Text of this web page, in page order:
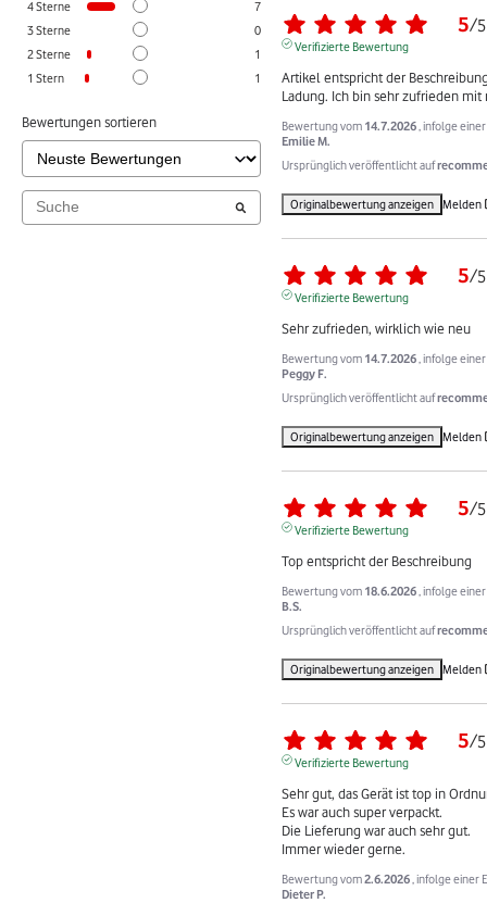
4Sterne
7
3Sterne
0
2Sterne
1
1 Stern 1
Bewertungen sortieren
5/5
Verifizierte Bewertung
Artikel entspricht der
Ladung. Ich bin sehr zufrieden
Bewertung vom 14.7.2026 , infolge
Emilie M.
Ursprünglich veröffentlicht auf
Originalbewertung anzeigen Melden
5/5
Verifizierte Bewertung
Sehr zufrieden, wirklich wie neu
Bewertung vom 14.7.2026 , infolge
Peggy F.
Ursprünglich veröffentlicht auf
Originalbewertung anzeigen Melden
5/5
Verifizierte Bewertung
Top entspricht der Beschreibung
Bewertung vom 18.6.2026 , infolge
B.S.
Ursprünglich veröffentlicht auf
Originalbewertung anzeigen Melden
5/5
Verifizierte Bewertung
Sehr gut, das Gerät ist top in
Es war auch super verpackt.
Die Lieferung war auch sehr gut.
Immer wieder gerne.
Bewertung vom2.6.2026 , infolge einer
Dieter P.